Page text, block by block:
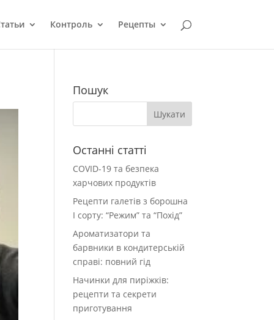
Контроль Рецепты
Пошук
Останні статті
COVID-19 та безпека
харчових продуктів
Рецепти галетів з борошна
І сорту: “Режим” та “Похід”
Ароматизатори та
барвники в кондитерській
справі: повний гід
Начинки для пиріжків:
рецепти та секрети
приготування